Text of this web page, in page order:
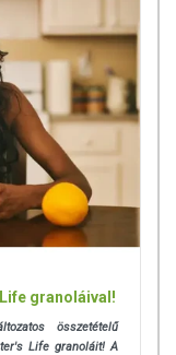
granoláival!
összetételű
Life granoláit! A